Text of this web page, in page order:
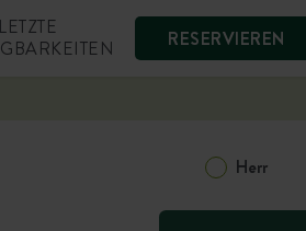
RESERVIEREN
LETZTE
Herr